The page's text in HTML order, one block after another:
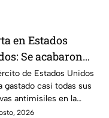
en Estados
Se acabaron
todo su sistema
en guerra
Irán
de Estados Unidos
gastado casi todas sus
antimisiles en la
contra Irán.
2026